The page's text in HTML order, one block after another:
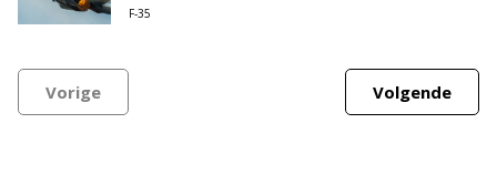
F-35
Vorige Volgende